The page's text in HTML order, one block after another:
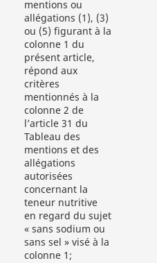
mentions ou
allégations (1), (3)
ou (5) figurant à la
colonne 1 du
présent article,
répond aux
critères
mentionnés à la
colonne 2 de
l’article 31 du
Tableau des
mentions et des
allégations
autorisées
concernant la
teneur nutritive
en regard du sujet
« sans sodium ou
sans sel » visé à la
colonne 1;